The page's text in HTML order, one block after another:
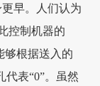
早。人们认为
控制机器的
够根据送入的
代表“0”。虽然